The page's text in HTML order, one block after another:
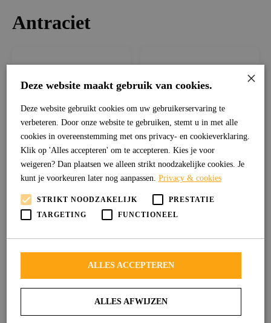
Antraciet
×
Deze website maakt gebruik van cookies.
Deze website gebruikt cookies om uw gebruikerservaring te
verbeteren. Door onze website te gebruiken, stemt u in met alle
cookies in overeenstemming met ons privacy- en cookieverklaring.
Klik op 'Alles accepteren' om te accepteren. Kies je voor
weigeren? Dan plaatsen we alleen strikt noodzakelijke cookies. Je
kunt je voorkeuren later nog aanpassen. Privacy & cookies
STRIKT NOODZAKELIJK
PRESTATIE
TARGETING
FUNCTIONEEL
ALLES ACCEPTEREN
ALLES AFWIJZEN